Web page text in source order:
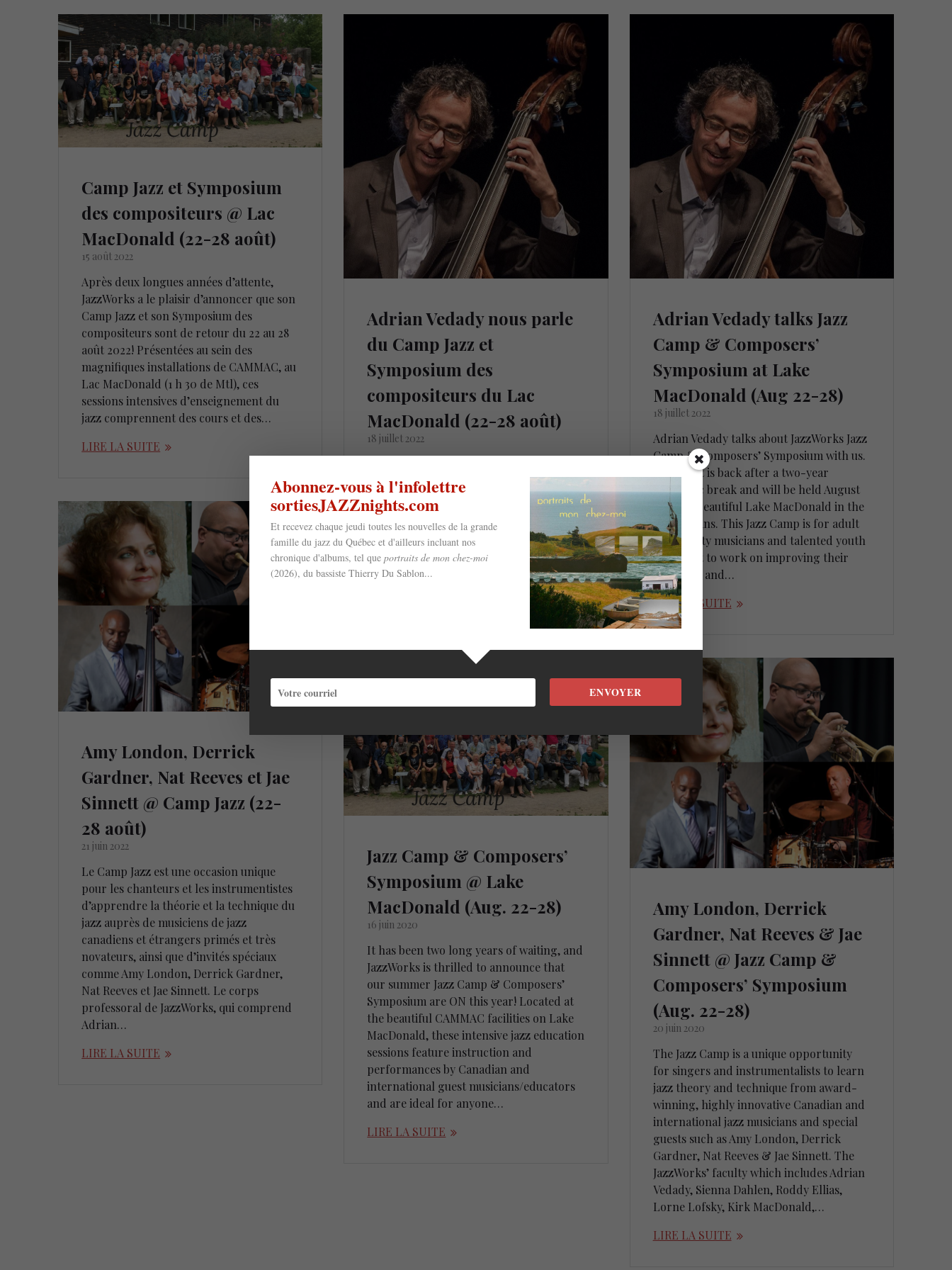
Camp Jazz et Symposium
des compositeurs @ Lac
MacDonald (22-28 août)
15 août 2022
Après deux longues années d’attente,
JazzWorks a le plaisir d’annoncer que son
Camp Jazz et son Symposium des
compositeurs sont de retour du 22 au 28
août 2022! Présentées au sein des
magnifiques installations de CAMMAC, au
Lac MacDonald (1 h 30 de Mtl), ces
sessions intensives d’enseignement du
jazz comprennent des cours et des…
LIRE LA SUITE
Adrian Vedady nous parle
du Camp Jazz et
Symposium des
compositeurs du Lac
MacDonald (22-28 août)
18 juillet 2022
Vedady nous parle du Symposium des
compositeurs et du Camp Jazz
(JazzWorks) qui est de retour après deux
années et qui aura lieu du 22 au 28 août au
Lac MacDonald dans les Laurentides.
Adrian Vedady est le directeur musical du
Camp Jazz qui est destiné aux vocalistes et
Adrian Vedady talks Jazz
Camp & Composers’
Symposium at Lake
MacDonald (Aug 22-28)
18 juillet 2022
Adrian Vedady talks about JazzWorks Jazz
Camp & Composers’ Symposium with us.
The event is back after a two-year
pandemic break and will be held August
22-28 at beautiful Lake MacDonald in the
Laurentians. This Jazz Camp is for adult
community musicians and talented youth
who want to work on improving their
jazz skills and…
LIRE LA SUITE
Amy London, Derrick
Gardner, Nat Reeves et Jae
Sinnett @ Camp Jazz (22-
28 août)
21 juin 2022
Le Camp Jazz est une occasion unique
pour les chanteurs et les instrumentistes
d’apprendre la théorie et la technique du
jazz auprès de musiciens de jazz
canadiens et étrangers primés et très
novateurs, ainsi que d’invités spéciaux
comme Amy London, Derrick Gardner,
Nat Reeves et Jae Sinnett. Le corps
professoral de JazzWorks, qui comprend
Adrian…
LIRE LA SUITE
Amy London, Derrick
Gardner, Nat Reeves & Jae
Sinnett @ Jazz Camp &
Composers’ Symposium
(Aug. 22-28)
20 juin 2020
The Jazz Camp is a unique opportunity
for singers and instrumentalists to learn
jazz theory and technique from award-
winning, highly innovative Canadian and
international jazz musicians and special
guests such as Amy London, Derrick
Gardner, Nat Reeves & Jae Sinnett. The
JazzWorks’ faculty which includes Adrian
Vedady, Sienna Dahlen, Roddy Ellias,
Lorne Lofsky, Kirk MacDonald,…
LIRE LA SUITE
Jazz Camp & Composers’
Symposium @ Lake
MacDonald (Aug. 22-28)
16 juin 2020
It has been two long years of waiting, and
JazzWorks is thrilled to announce that
our summer Jazz Camp & Composers’
Symposium are ON this year! Located at
the beautiful CAMMAC facilities on Lake
MacDonald, these intensive jazz education
sessions feature instruction and
performances by Canadian and
international guest musicians/educators
and are ideal for anyone…
LIRE LA SUITE
Abonnez-vous à l'infolettre
sortiesJAZZnights.com
Et recevez chaque jeudi toutes les nouvelles de la grande
famille du jazz du Québec et d'ailleurs incluant nos
chronique d'albums, tel que portraits de mon chez-moi
(2026), du bassiste Thierry Du Sablon...
ENVOYER